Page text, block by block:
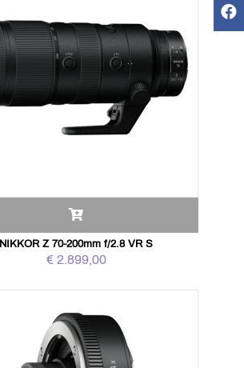
NIKKOR Z 70-200mm f/2.8 VR S
€ 2.899,00